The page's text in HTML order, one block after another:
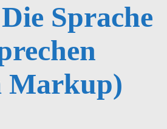
Sprache
Markup)